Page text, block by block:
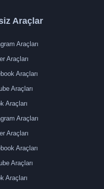
Araçlar
Araçları
Araçları
Araçları
Araçları
Araçları
Araçları
Araçları
Araçları
Araçları
Araçları